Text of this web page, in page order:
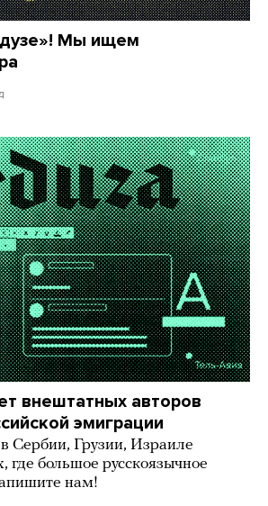
Мы ищем
внештатных авторов
эмиграции
Сербии, Грузии, Израиле
где большое русскоязычное
нам!